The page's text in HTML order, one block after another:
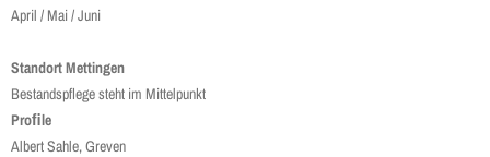
April / Mai / Juni
Standort Mettingen
Bestandspflege steht im Mittelpunkt
Proﬁle
Albert Sahle, Greven